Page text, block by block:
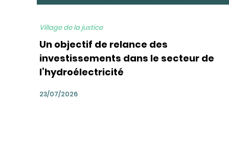
Village de la justice
Un objectif de relance des
investissements dans le secteur de
l’hydroélectricité
23/07/2026